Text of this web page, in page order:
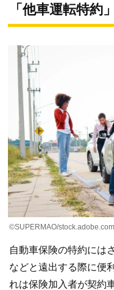
「他車運転特
©SUPERMAO/stock.adobe.com
自動車保険の特約には
などと遠出する際に便
れは保険加入者が契約